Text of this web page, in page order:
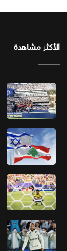
الأكثر مشاهدة